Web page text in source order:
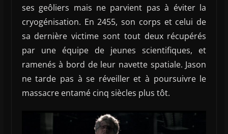
ses geôliers mais ne parvient pas à éviter la
cryogénisation. En 2455, son corps et celui de
sa dernière victime sont tout deux récupérés
par une équipe de jeunes scientifiques, et
ramenés à bord de leur navette spatiale. Jason
ne tarde pas à se réveiller et à poursuivre le
massacre entamé cinq siècles plus tôt.